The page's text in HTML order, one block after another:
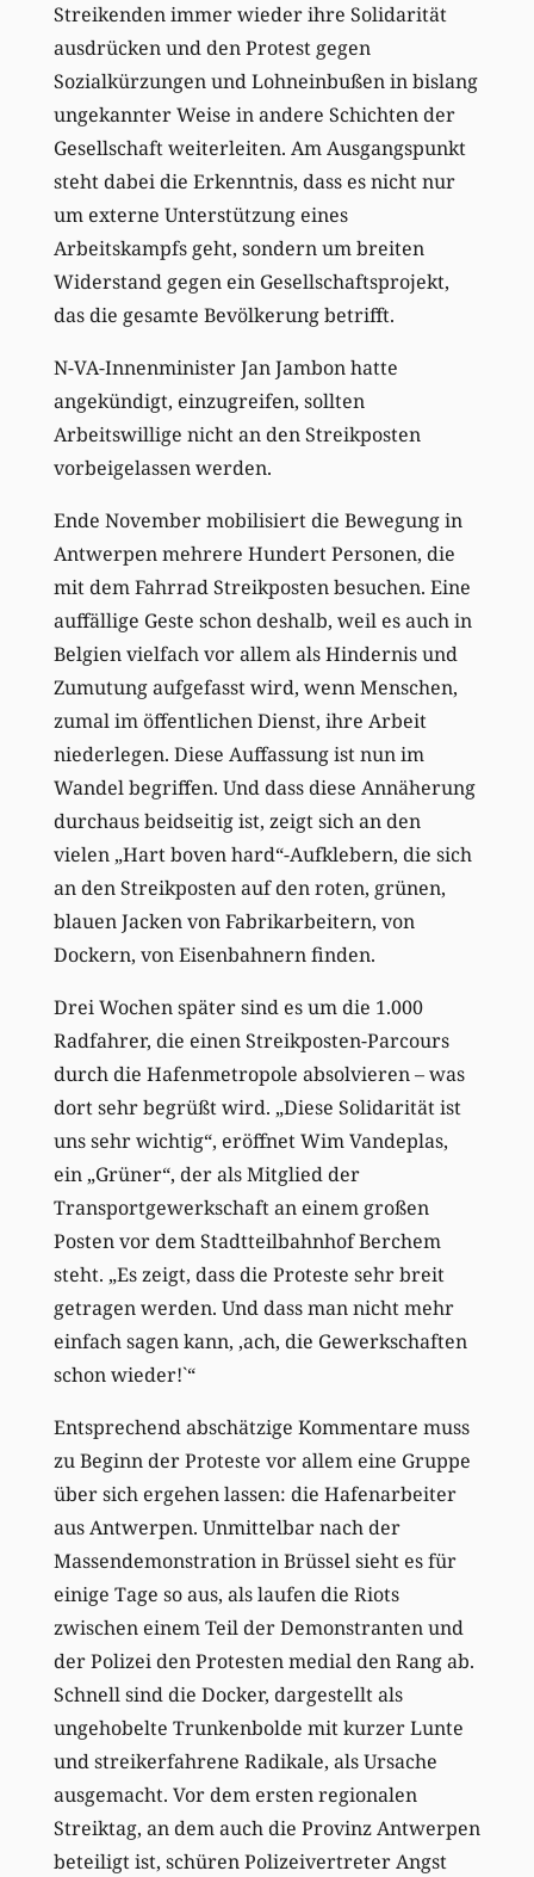
Streikenden immer wieder ihre Solidarität
ausdrücken und den Protest gegen
Sozialkürzungen und Lohneinbußen in bislang
ungekannter Weise in andere Schichten der
Gesellschaft weiterleiten. Am Ausgangspunkt
steht dabei die Erkenntnis, dass es nicht nur
um externe Unterstützung eines
Arbeitskampfs geht, sondern um breiten
Widerstand gegen ein Gesellschaftsprojekt,
das die gesamte Bevölkerung betrifft.
N-VA-Innenminister Jan Jambon hatte
angekündigt, einzugreifen, sollten
Arbeitswillige nicht an den Streikposten
vorbeigelassen werden.
Ende November mobilisiert die Bewegung in
Antwerpen mehrere Hundert Personen, die
mit dem Fahrrad Streikposten besuchen. Eine
auffällige Geste schon deshalb, weil es auch in
Belgien vielfach vor allem als Hindernis und
Zumutung aufgefasst wird, wenn Menschen,
zumal im öffentlichen Dienst, ihre Arbeit
niederlegen. Diese Auffassung ist nun im
Wandel begriffen. Und dass diese Annäherung
durchaus beidseitig ist, zeigt sich an den
vielen „Hart boven hard“-Aufklebern, die sich
an den Streikposten auf den roten, grünen,
blauen Jacken von Fabrikarbeitern, von
Dockern, von Eisenbahnern finden.
Drei Wochen später sind es um die 1.000
Radfahrer, die einen Streikposten-Parcours
durch die Hafenmetropole absolvieren – was
dort sehr begrüßt wird. „Diese Solidarität ist
uns sehr wichtig“, eröffnet Wim Vandeplas,
ein „Grüner“, der als Mitglied der
Transportgewerkschaft an einem großen
Posten vor dem Stadtteilbahnhof Berchem
steht. „Es zeigt, dass die Proteste sehr breit
getragen werden. Und dass man nicht mehr
einfach sagen kann, ‚ach, die Gewerkschaften
schon wieder!`“
Entsprechend abschätzige Kommentare muss
zu Beginn der Proteste vor allem eine Gruppe
über sich ergehen lassen: die Hafenarbeiter
aus Antwerpen. Unmittelbar nach der
Massendemonstration in Brüssel sieht es für
einige Tage so aus, als laufen die Riots
zwischen einem Teil der Demonstranten und
der Polizei den Protesten medial den Rang ab.
Schnell sind die Docker, dargestellt als
ungehobelte Trunkenbolde mit kurzer Lunte
und streikerfahrene Radikale, als Ursache
ausgemacht. Vor dem ersten regionalen
Streiktag, an dem auch die Provinz Antwerpen
beteiligt ist, schüren Polizeivertreter Angst